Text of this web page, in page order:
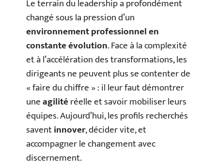
Le terrain du leadership a profondément
changé sous la pression d’un
environnement professionnel en
constante évolution. Face à la complexité
et à l’accélération des transformations, les
dirigeants ne peuvent plus se contenter de
« faire du chiffre » : il leur faut démontrer
uneagilitéréelle et savoir mobiliser leurs
équipes. Aujourd’hui, les profils recherchés
saventinnover, décider vite, et
accompagner le changement avec
discernement.